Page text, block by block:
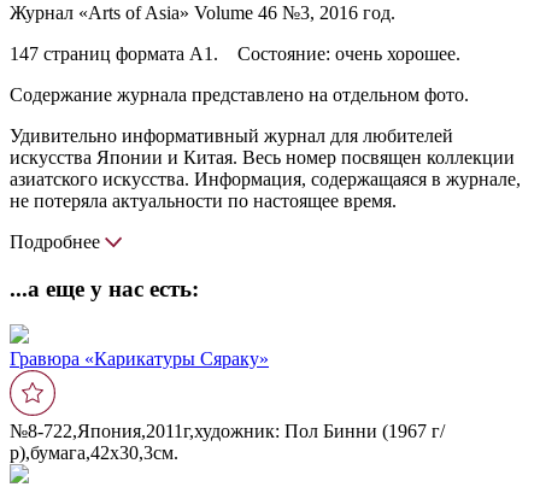
Журнал «Arts of Asia» Volume 46 №3, 2016 год.
147 страниц формата А1. Состояние: очень хорошее.
Содержание журнала представлено на отдельном фото.
Удивительно информативный журнал для любителей
искусства Японии и Китая. Весь номер посвящен коллекции
азиатского искусства. Информация, содержащаяся в журнале,
не потеряла актуальности по настоящее время.
Подробнее
...а еще у нас есть:
Гравюра «Карикатуры Сяраку»
№8-722,Япония,2011г,художник: Пол Бинни (1967 г/
р),бумага,42х30,3см.